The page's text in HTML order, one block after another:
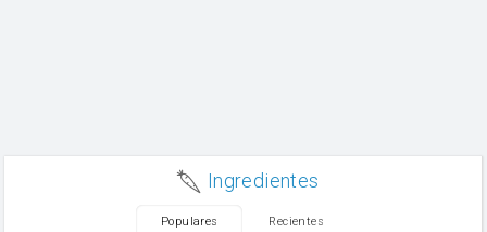
Ingredientes
Populares Recientes